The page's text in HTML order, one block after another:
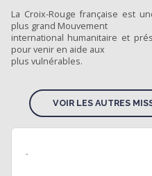
La Croix-Rouge française est
plus grand Mouvement
international humanitaire et
pour venir en aide aux
plus vulnérables.
VOIR LES AUTRES
-